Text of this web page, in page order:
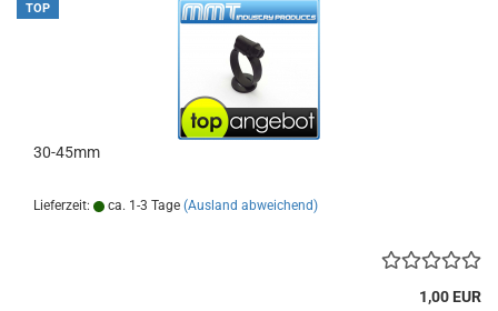
TOP
30-45mm
Lieferzeit: ca. 1-3 Tage (Ausland abweichend)
1,00 EUR